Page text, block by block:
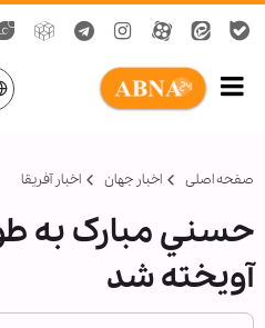
صفحه اصلی اخبار جهان اخبار آفریقا
حسني مبارک به
آويخته شد